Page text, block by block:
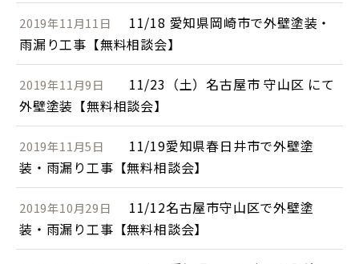
2019年11月11日
11/18 愛知県岡崎市で外壁塗装・
雨漏り工事【無料相談会】
2019年11月9日
11/23（土）名古屋市 守山区 にて
外壁塗装【無料相談会】
2019年11月5日
11/19愛知県春日井市で外壁塗
装・雨漏り工事【無料相談会】
2019年10月29日
11/12名古屋市守山区で外壁塗
装・雨漏り工事【無料相談会】